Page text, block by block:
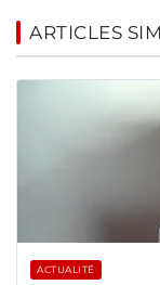
ARTICLES
ACTUALITÉ